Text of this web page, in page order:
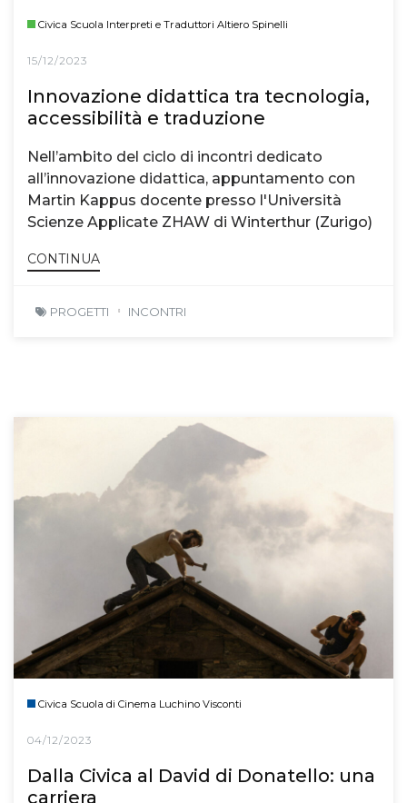
Civica Scuola Interpreti e Traduttori Altiero Spinelli
15/12/2023
Innovazione didattica tra tecnologia,
accessibilità e traduzione
Nell’ambito del ciclo di incontri dedicato
all’innovazione didattica, appuntamento con
Martin Kappus docente presso l'Università
Scienze Applicate ZHAW di Winterthur (Zurigo)
CONTINUA
PROGETTI INCONTRI
Civica Scuola di Cinema Luchino Visconti
04/12/2023
Dalla Civica al David di Donatello: una
carriera